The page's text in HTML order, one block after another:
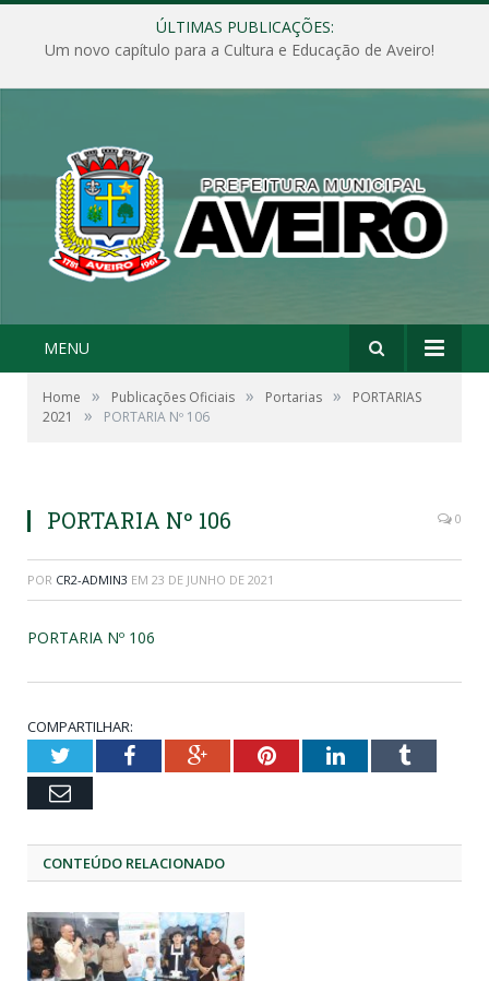
ÚLTIMAS PUBLICAÇÕES:
Um novo capítulo para a Cultura e Educação de Aveiro!
MENU
Home » Publicações Oficiais » Portarias »
PORTARIAS
2021
» PORTARIA Nº 106
PORTARIA Nº 106 0
POR CR2-ADMIN3 EM 23 DE JUNHO DE 2021
PORTARIA Nº 106
COMPARTILHAR:
TwitterFacebookGoogle+PinterestLinkedInTumblr
Email
CONTEÚDO RELACIONADO